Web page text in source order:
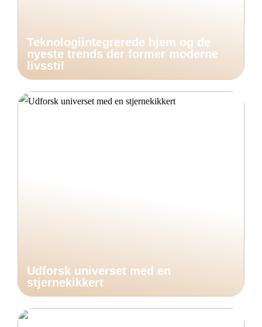
Teknologiintegrerede hjem og de
nyeste trends der former moderne
livsstil
Udforsk universet med en
stjernekikkert